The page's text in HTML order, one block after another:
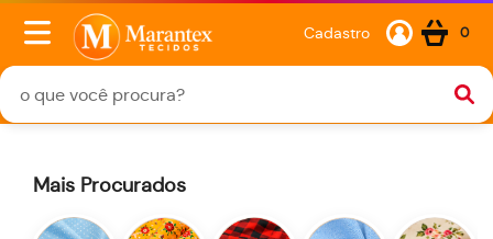
Cadastro 0
Mais Procurados